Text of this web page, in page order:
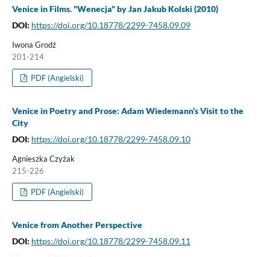
Venice in Films. "Wenecja" by Jan Jakub Kolski (2010)
DOI: https://doi.org/10.18778/2299-7458.09.09
Iwona Grodź
201-214
PDF (Angielski)
Venice in Poetry and Prose: Adam Wiedemann’s Visit to the
City
DOI: https://doi.org/10.18778/2299-7458.09.10
Agnieszka Czyżak
215-226
PDF (Angielski)
Venice from Another Perspective
DOI: https://doi.org/10.18778/2299-7458.09.11